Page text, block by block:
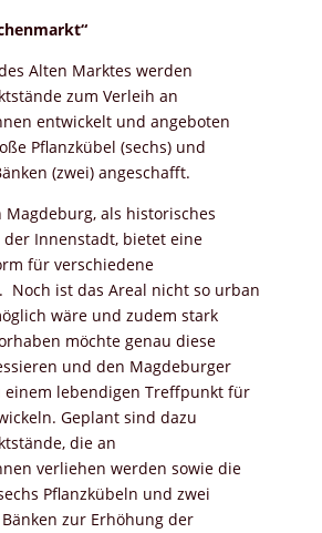
Alten Marktes werden
zum Verleih an
entwickelt und angeboten
Pflanzkübel (sechs) und
(zwei) angeschafft.
Magdeburg, als historisches
Innenstadt, bietet eine
für verschiedene
Noch ist das Areal nicht so urban
wäre und zudem stark
möchte genau diese
und den Magdeburger
einem lebendigen Treffpunkt für
Geplant sind dazu
die an
verliehen werden sowie die
Pflanzkübeln und zwei
zur Erhöhung der